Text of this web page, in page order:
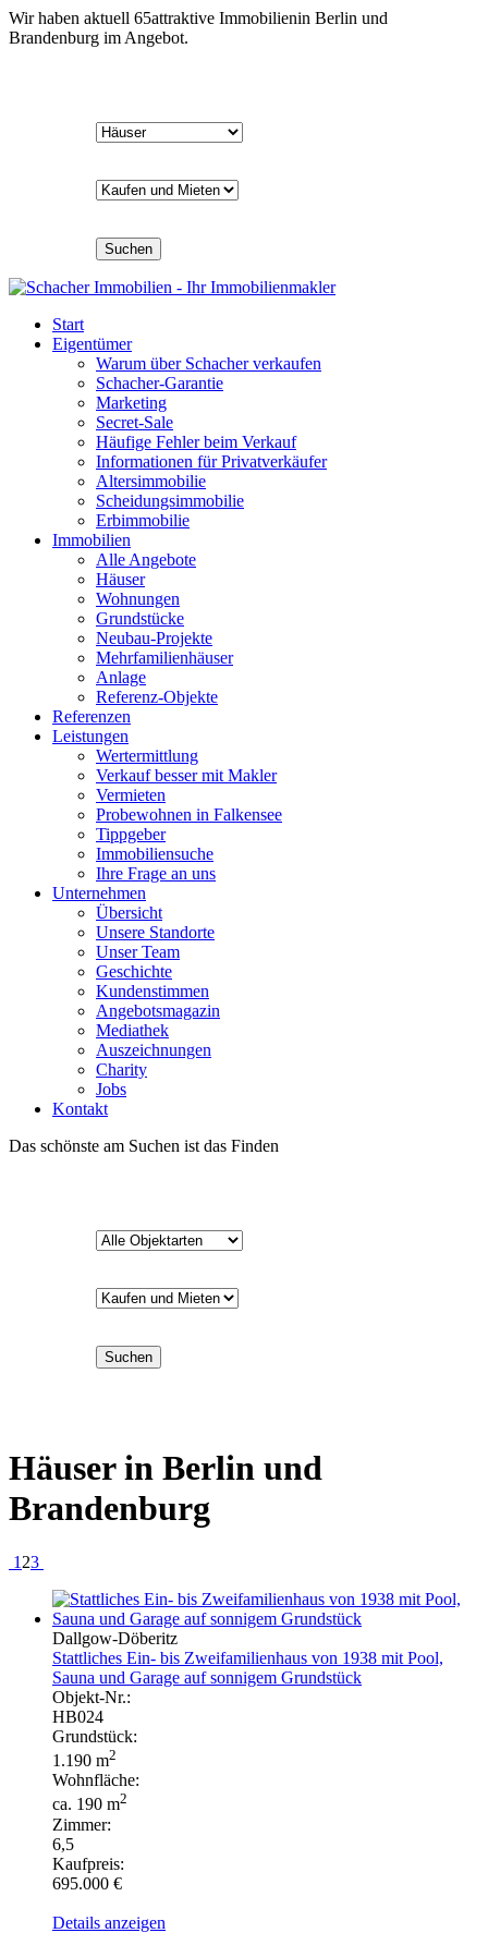
Wir haben aktuell 65attraktive Immobilienin Berlin und
Brandenburg im Angebot.
Suchen
Start
Eigentümer
Warum über Schacher verkaufen
Schacher-Garantie
Marketing
Secret-Sale
Häufige Fehler beim Verkauf
Informationen für Privatverkäufer
Altersimmobilie
Scheidungsimmobilie
Erbimmobilie
Immobilien
Alle Angebote
Häuser
Wohnungen
Grundstücke
Neubau-Projekte
Mehrfamilienhäuser
Anlage
Referenz-Objekte
Referenzen
Leistungen
Wertermittlung
Verkauf besser mit Makler
Vermieten
Probewohnen in Falkensee
Tippgeber
Immobiliensuche
Ihre Frage an uns
Unternehmen
Übersicht
Unsere Standorte
Unser Team
Geschichte
Kundenstimmen
Angebotsmagazin
Mediathek
Auszeichnungen
Charity
Jobs
Kontakt
Das schönste am Suchen ist das Finden
Suchen
Häuser in Berlin und
Brandenburg
1 23
Dallgow-Döberitz
Stattliches Ein- bis Zweifamilienhaus von 1938 mit Pool,
Sauna und Garage auf sonnigem Grundstück
Objekt-Nr.:
HB024
Grundstück:
1.190 m2
Wohnfläche:
ca. 190 m2
Zimmer:
6,5
Kaufpreis:
695.000 €
Details anzeigen